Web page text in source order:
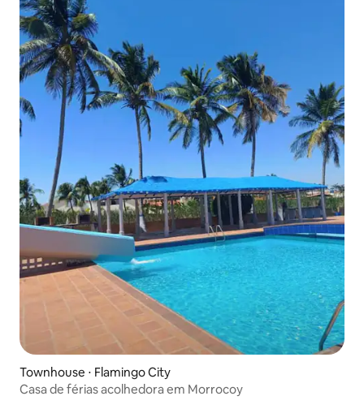
Townhouse ⋅ Flamingo City
Casa de férias acolhedora em Morrocoy